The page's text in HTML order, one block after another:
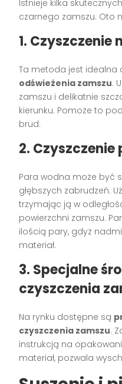
Istnieje kilka
czarnego zamszu. Oto
1. Czyszczenie
Ta metoda jest idealna
odświeżenia zamszu.
zamszu i delikatnie
kierunku. Pomoże to
brud.
2. Czyszczenie
Para wodna może być
głębszych zabrudzeń.
trzymając ją w
powierzchni zamszu.
ilością pary, gdyż
materiał.
3. Specjalne
czyszczenia
Na rynku dostępne są
czyszczenia zamszu.
instrukcją na
materiał, pozwala